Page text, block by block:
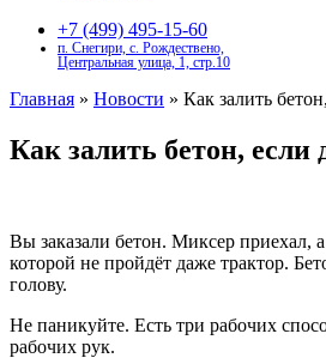
+7 (499) 495-15-60
п. Снегири, с. Рождествено,
Центральная улица, 1, стр.10
Главная » Новости » Как залить
Как залить бетон,
Вы заказали бетон. Миксер приехал,
которой не пройдёт даже трактор.
голову.
Не паникуйте. Есть три рабочих
рабочих рук.